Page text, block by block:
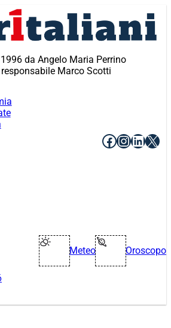
da Angelo Maria Perrino
responsabile Marco Scotti
Facebook
X
Meteo Oroscopo